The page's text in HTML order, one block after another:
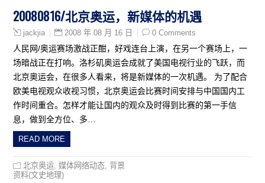
20080816/北京奥运，新媒体的机遇
jackjia 2008 年 08 月 16 日 0 Comments
人民网/奥运赛场激战正酣，好戏连台上演，在另一个赛场上，一
场暗战正在打响。洛杉矶奥运会成就了美国电视行业的飞跃，而
北京奥运会，在很多人看来，将是新媒体的一次机遇。 为了配合
欧美电视观众收视习惯，北京奥运会比赛时间安排与中国国内工
作时间重合。怎样才能让国内的观众及时得到比赛的第一手信
息，做到全方位、多…
READ MORE
北京奥运 ,媒体网络动态 背景
资料(文史地理)